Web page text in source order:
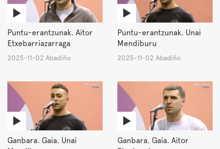
Puntu-erantzunak. Aitor
Etxebarriazarraga
2025-11-02 Abadiño
Puntu-erantzunak. Unai
Mendiburu
2025-11-02 Abadiño
Ganbara. Gaia. Unai
Ganbara. Gaia. Aitor